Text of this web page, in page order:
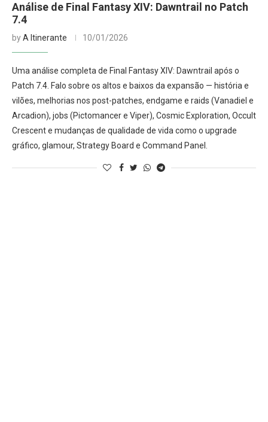
Análise de Final Fantasy XIV: Dawntrail no Patch
7.4
byA Itinerante 10/01/2026
Uma análise completa de Final Fantasy XIV: Dawntrail após o
Patch 7.4. Falo sobre os altos e baixos da expansão — história e
vilões, melhorias nos post-patches, endgame e raids (Vanadiel e
Arcadion), jobs (Pictomancer e Viper), Cosmic Exploration, Occult
Crescent e mudanças de qualidade de vida como o upgrade
gráfico, glamour, Strategy Board e Command Panel.